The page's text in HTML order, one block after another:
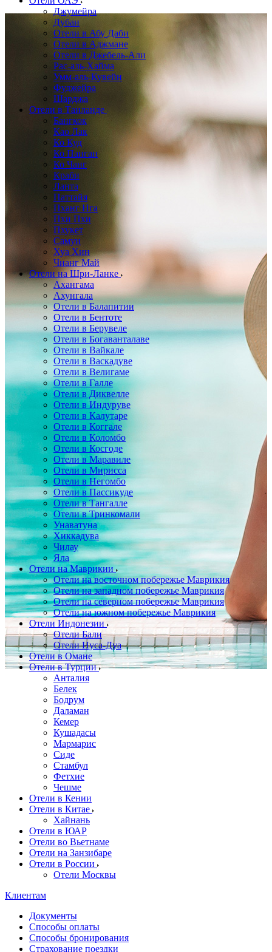
Джумейра
Дубаи
Отели в Абу Даби
Отели в Аджмане
Отели в Джебель-Али
Рас-аль-Хайма
Умм-аль-Кувейн
Фуджейра
Шарджа
Отели в Таиланде
Бангкок
Као Лак
Ко Куд
Ко Панган
Ко Чанг
Краби
Ланта
Паттайя
Пханг Нга
Пхи Пхи
Пхукет
Самуи
Хуа Хин
Чианг Май
Отели на Шри-Ланке
Ахангама
Ахунгала
Отели в Балапитии
Отели в Бентоте
Отели в Берувеле
Отели в Богаванталаве
Отели в Вайкале
Отели в Васкадуве
Отели в Велигаме
Отели в Галле
Отели в Диквелле
Отели в Индуруве
Отели в Калутаре
Отели в Коггале
Отели в Коломбо
Отели в Косгоде
Отели в Маравиле
Отели в Мирисса
Отели в Негомбо
Отели в Пассикуде
Отели в Тангалле
Отели в Тринкомали
Унаватуна
Хиккадува
Чилау
Яла
Отели на Маврикии
Отели на восточном побережье Маврикия
Отели на западном побережье Маврикия
Отели на северном побережье Маврикия
Отели на южном побережье Маврикия
Отели Индонезии
Отели Бали
Отели Нуса-Дуа
Отели в Омане
Отели в Турции
Анталия
Белек
Бодрум
Даламан
Кемер
Кушадасы
Мармарис
Сиде
Стамбул
Фетхие
Чешме
Отели в Кении
Отели в Китае
Хайнань
Отели в ЮАР
Отели во Вьетнаме
Отели на Занзибаре
Отели в России
Отели Москвы
Клиентам
Документы
Способы оплаты
Способы бронирования
Страхование поездки